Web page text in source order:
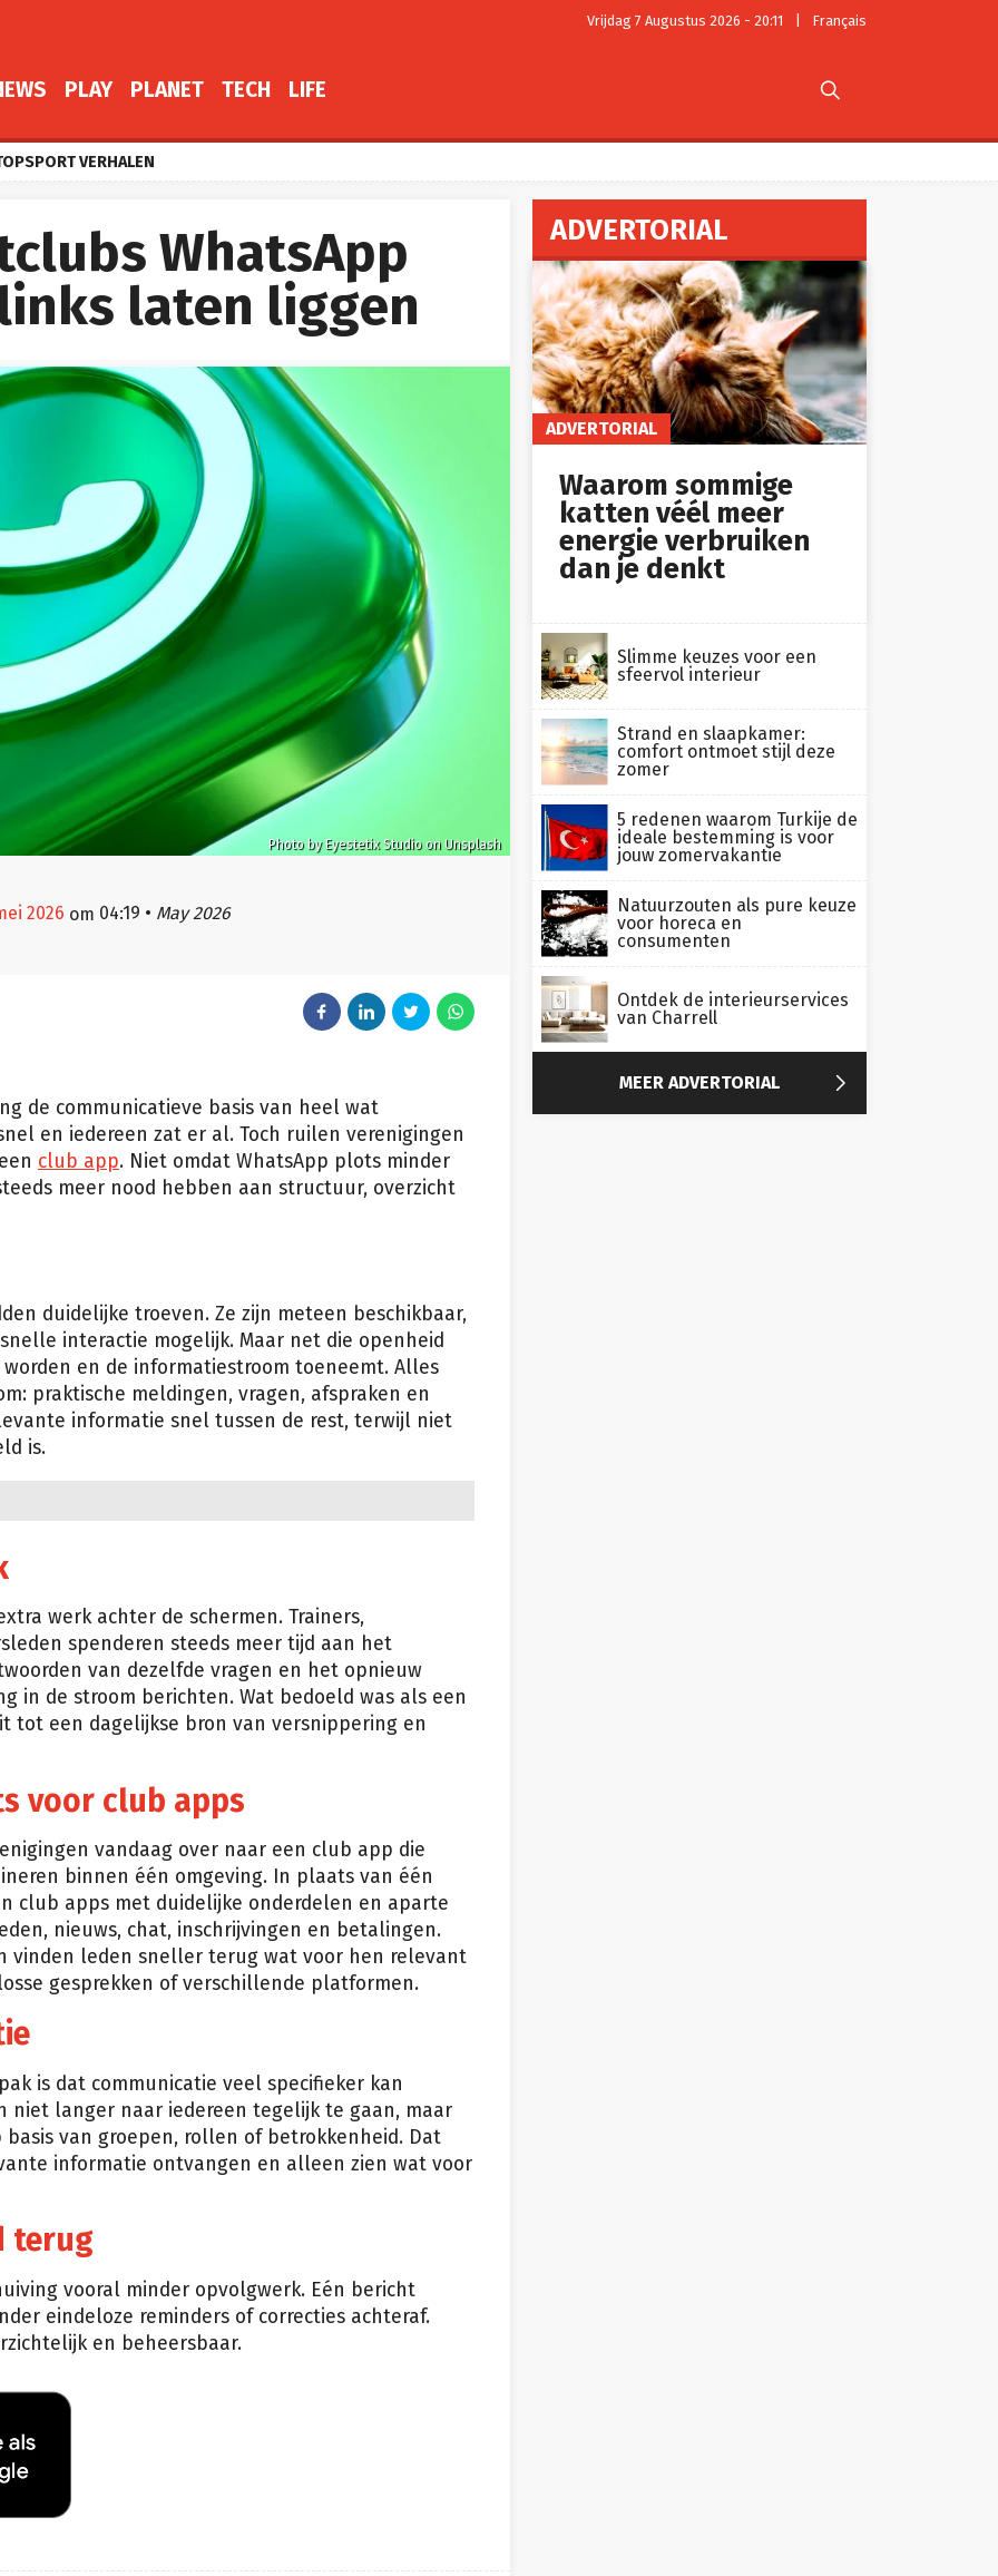
Vrijdag 7 Augustus 2026 - 20:11 Français
PLAY PLANET TECH LIFE 
VERHALEN
WhatsApp
laten liggen
Photo by Eyestetix Studio on Unsplash
2026 om 04:19 • May 2026
de communicatieve basis van heel wat
en iedereen zat er al. Toch ruilen verenigingen
club app. Niet omdat WhatsApp plots minder
meer nood hebben aan structuur, overzicht
duidelijke troeven. Ze zijn meteen beschikbaar,
interactie mogelijk. Maar net die openheid
en de informatiestroom toeneemt. Alles
praktische meldingen, vragen, afspraken en
informatie snel tussen de rest, terwijl niet
is.
werk achter de schermen. Trainers,
spenderen steeds meer tijd aan het
van dezelfde vragen en het opnieuw
in de stroom berichten. Wat bedoeld was als een
tot een dagelijkse bron van versnippering en
voor club apps
vandaag over naar een club app die
binnen één omgeving. In plaats van één
club apps met duidelijke onderdelen en aparte
nieuws, chat, inschrijvingen en betalingen.
vinden leden sneller terug wat voor hen relevant
gesprekken of verschillende platformen.
is dat communicatie veel specifieker kan
niet langer naar iedereen tegelijk te gaan, maar
van groepen, rollen of betrokkenheid. Dat
informatie ontvangen en alleen zien wat voor
terug
vooral minder opvolgwerk. Eén bericht
eindeloze reminders of correcties achteraf.
en beheersbaar.
ADVERTORIAL
ADVERTORIAL
Waarom sommige
katten véél meer
energie verbruiken
dan je denkt
Slimme keuzes voor een
sfeervol interieur
Strand en slaapkamer:
comfort ontmoet stijl deze
zomer
5 redenen waarom Turkije de
ideale bestemming is voor
jouw zomervakantie
Natuurzouten als pure keuze
voor horeca en
consumenten
Ontdek de interieurservices
van Charrell
MEER ADVERTORIAL 